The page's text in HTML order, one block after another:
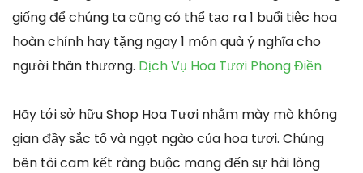
giống để chúng ta cũng có thể tạo ra 1 buổi tiệc hoa
hoàn chỉnh hay tặng ngay 1 món quà ý nghĩa cho
người thân thương. Dịch Vụ Hoa Tươi Phong Điền
Hãy tới sở hữu Shop Hoa Tươi nhằm mày mò không
gian đầy sắc tố và ngọt ngào của hoa tươi. Chúng
bên tôi cam kết ràng buộc mang đến sự hài lòng